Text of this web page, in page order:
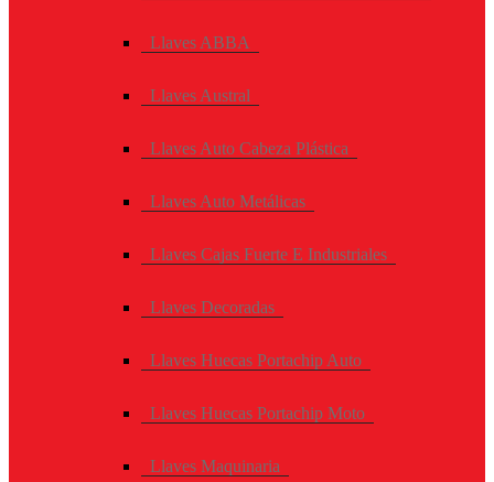
Llaves ABBA
Llaves Austral
Llaves Auto Cabeza Plástica
Llaves Auto Metálicas
Llaves Cajas Fuerte E Industriales
Llaves Decoradas
Llaves Huecas Portachip Auto
Llaves Huecas Portachip Moto
Llaves Maquinaria